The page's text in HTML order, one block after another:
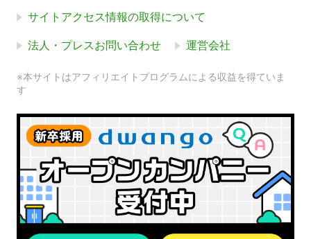
サイトアクセス情報の取得について
法人・プレスお問い合わせ 運営会社
※本サイトはアフィリエイトプログラムによる収益を得ていま
す